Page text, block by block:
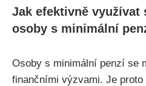
Jak efektivně využívat
osoby s minimální
Osoby s minimální penzí se
finančními výzvami. Je